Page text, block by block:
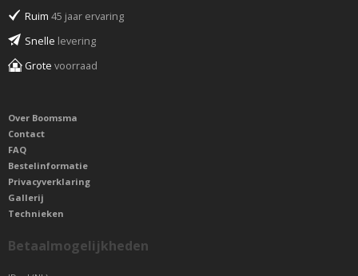
Ruim 45 jaar ervaring
Snelle levering
Grote voorraad
Over Boomsma
Contact
FAQ
Bestelinformatie
Privacyverklaring
Gallerij
Technieken
Betaalmogelijkheden